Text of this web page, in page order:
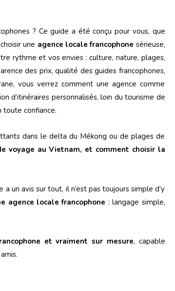
? Ce guide a été conçu pour vous, que
une agence locale francophone sérieuse,
rythme et vos envies : culture, nature, plages,
des prix, qualité des guides francophones,
vous verrez comment une agence comme
d’itinéraires personnalisés, loin du tourisme de
toute confiance.
dans le delta du Mékong ou de plages de
voyage au Vietnam, et comment choisir la
un avis sur tout, il n’est pas toujours simple d’y
agence locale francophone : langage simple,
et vraiment sur mesure, capable